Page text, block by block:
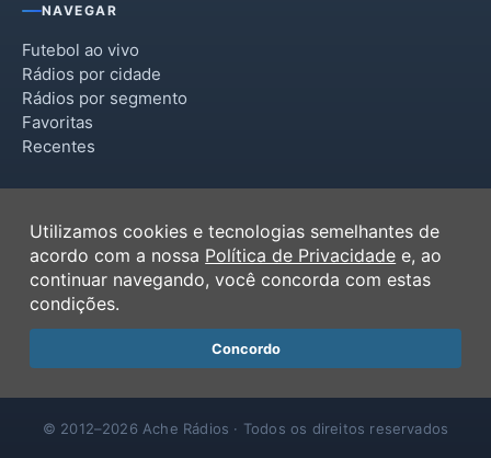
NAVEGAR
Futebol ao vivo
Rádios por cidade
Rádios por segmento
Favoritas
Recentes
Termos de Uso
Política de Privacidade
Ferramentas
Contato
© 2012–2026 Ache Rádios · Todos os direitos reservados
Utilizamos cookies e tecnologias semelhantes de
acordo com a nossa Política de Privacidade e, ao
continuar navegando, você concorda com estas
condições.
Concordo